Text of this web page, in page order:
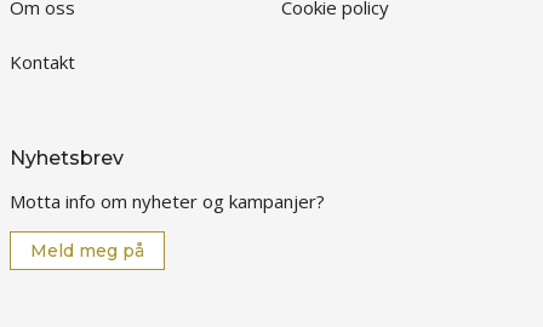
Om oss
Kontakt
Cookie policy
Nyhetsbrev
Motta info om nyheter og kampanjer?
Meld meg på